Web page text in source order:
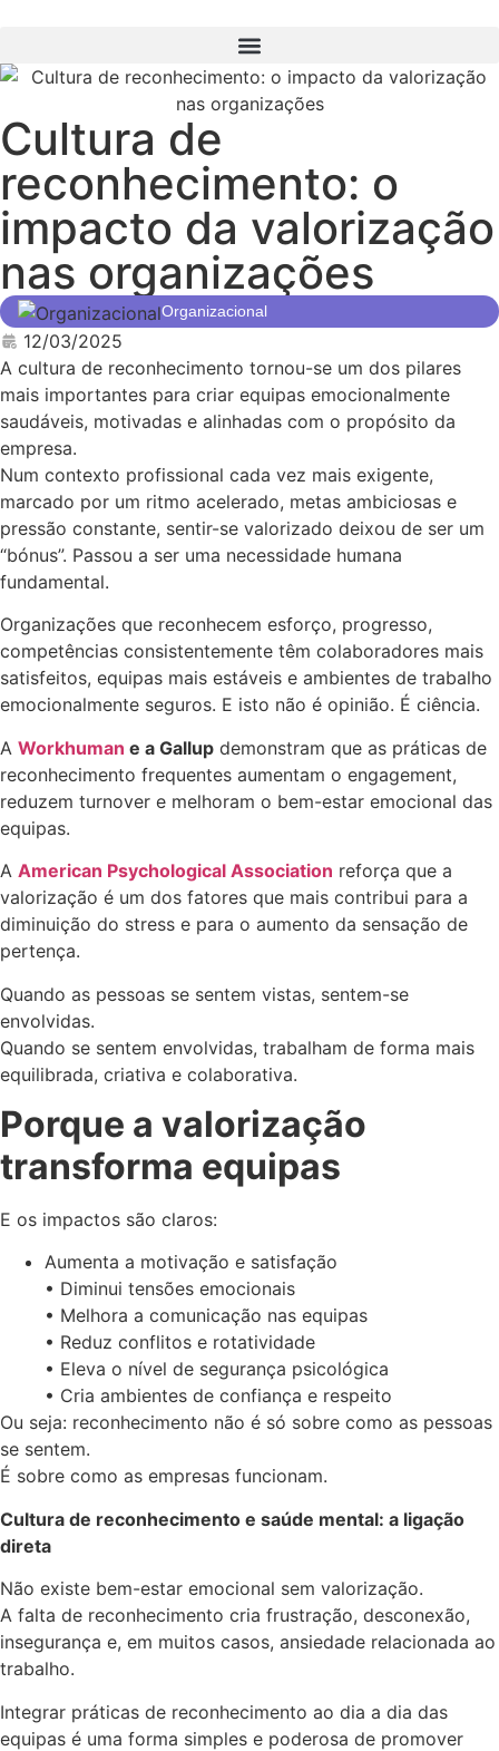
Cultura de
reconhecimento: o
impacto da valorização
nas organizações
Organizacional
12/03/2025
A cultura de reconhecimento tornou-se um dos pilares
mais importantes para criar equipas emocionalmente
saudáveis, motivadas e alinhadas com o propósito da
empresa.
Num contexto profissional cada vez mais exigente,
marcado por um ritmo acelerado, metas ambiciosas e
pressão constante, sentir-se valorizado deixou de ser um
“bónus”. Passou a ser uma necessidade humana
fundamental.
Organizações que reconhecem esforço, progresso,
competências consistentemente têm colaboradores mais
satisfeitos, equipas mais estáveis e ambientes de trabalho
emocionalmente seguros. E isto não é opinião. É ciência.
A Workhuman e a Gallup demonstram que as práticas de
reconhecimento frequentes aumentam o engagement,
reduzem turnover e melhoram o bem-estar emocional das
equipas.
A American Psychological Association reforça que a
valorização é um dos fatores que mais contribui para a
diminuição do stress e para o aumento da sensação de
pertença.
Quando as pessoas se sentem vistas, sentem-se
envolvidas.
Quando se sentem envolvidas, trabalham de forma mais
equilibrada, criativa e colaborativa.
Porque a valorização
transforma equipas
E os impactos são claros:
Aumenta a motivação e satisfação
• Diminui tensões emocionais
• Melhora a comunicação nas equipas
• Reduz conflitos e rotatividade
• Eleva o nível de segurança psicológica
• Cria ambientes de confiança e respeito
Ou seja: reconhecimento não é só sobre como as pessoas
se sentem.
É sobre como as empresas funcionam.
Cultura de reconhecimento e saúde mental: a ligação
direta
Não existe bem-estar emocional sem valorização.
A falta de reconhecimento cria frustração, desconexão,
insegurança e, em muitos casos, ansiedade relacionada ao
trabalho.
Integrar práticas de reconhecimento ao dia a dia das
equipas é uma forma simples e poderosa de promover